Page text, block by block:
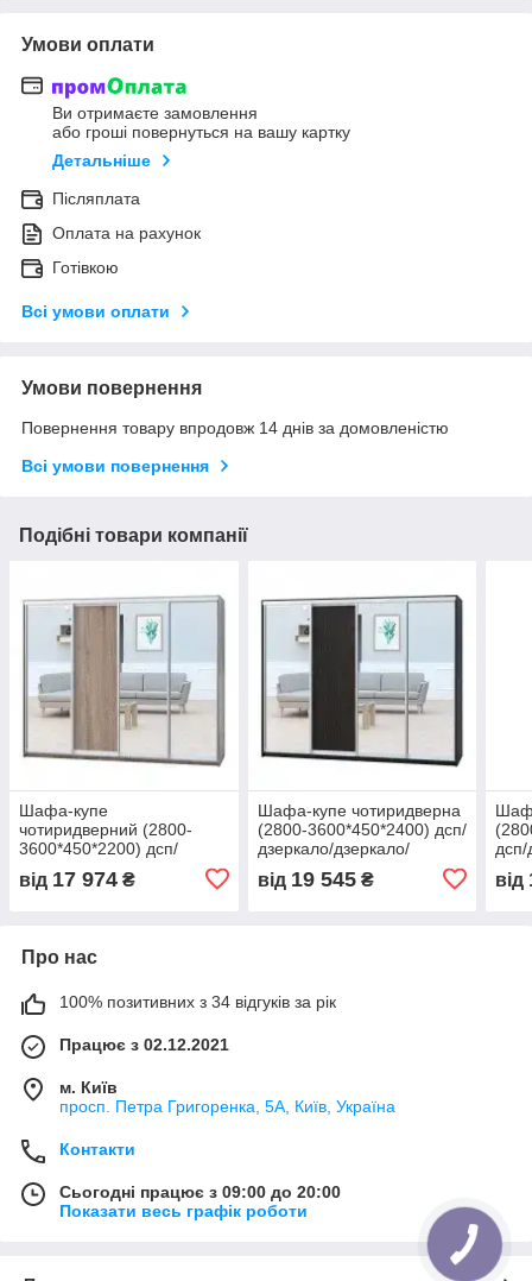
Умови оплати
Ви отримаєте замовлення
або гроші повернуться на вашу картку
Детальніше
Післяплата
Оплата на рахунок
Готівкою
Всі умови оплати
Умови повернення
Повернення товару впродовж 14 днів за домовленістю
Всі умови повернення
Подібні товари компанії
Шафа-купе
чотиридверний (2800-
3600*450*2200) дсп/
дзеркало дуб сонома
від 17 974 ₴
Шафа-купе чотиридверна
(2800-3600*450*2400) дсп/
дзеркало/дзеркало/
від 19 545₴ від
Про нас
100% позитивних з 34 відгуків за рік
Працює з 02.12.2021
м. Київ
просп. Петра Григоренка, 5А, Київ, Україна
Контакти
Сьогодні працює з 09:00 до 20:00
Показати весь графік роботи